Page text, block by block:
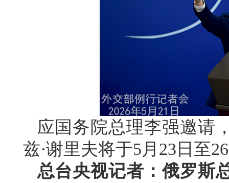
应国务院总理李强邀请
兹·谢里夫将于5月23日至
总台央视记者：俄罗斯